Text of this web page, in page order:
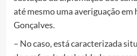
até mesmo uma averiguação
Gonçalves.
– No caso, está caracterizada